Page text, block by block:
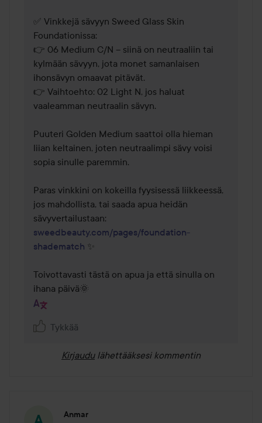
✅ Vinkkejä sävyyn Sweed Glass Skin
Foundationissa:
👉 06 Medium C/N – siinä on neutraaliin tai
kylmään sävyyn, jota monet samanlaisen
ihonsävyn omaavat pitävät.
👉 Vaihtoehto: 02 Light N, jos haluat
vaaleamman neutraalin sävyn.
Puuteri Golden Medium saattoi olla hieman
liian keltainen, joten neutraalimpi sävy voisi
sopia sinulle paremmin.
Paras vinkkini on kokeilla fyysisessä liikkeessä,
jos mahdollista, tai saada apua heidän
sweedbeauty.com/pages/foundation-
shadematch ✨
Toivottavasti tästä on apua ja että sinulla on
ihana päivä🌞
Tykkää
Kirjaudu lähettääksesi kommentin
Anmar